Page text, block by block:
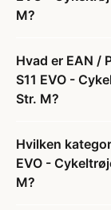
M?
Hvad er EAN /
S11 EVO -
Str. M?
Hvilken
EVO -
M?